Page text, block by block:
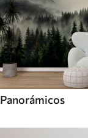
Panorámicos